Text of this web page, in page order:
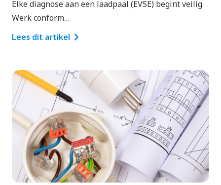
Elke diagnose aan een laadpaal (EVSE) begint veilig.
Werk conform…
Lees dit artikel